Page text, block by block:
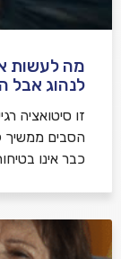
מה לעשות
לנהוג
זו סיטואציה
הסבים ממשיך
כבר אינו